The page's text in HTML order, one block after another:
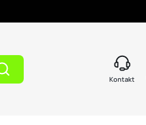
Szukaj Kontakt